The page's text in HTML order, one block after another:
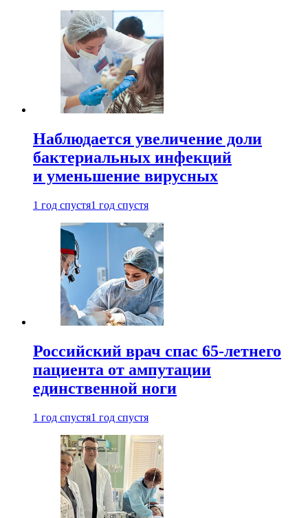
Наблюдается увеличение доли
бактериальных инфекций
и уменьшение вирусных
1 год спустя1 год спустя
Российский врач спас 65-летнего
пациента от ампутации
единственной ноги
1 год спустя1 год спустя